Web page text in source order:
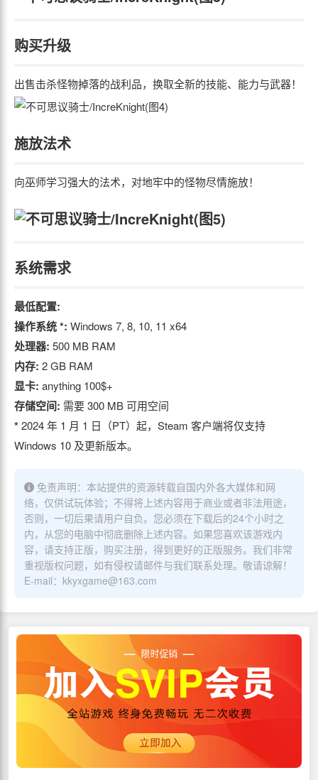
购买升级
出售击杀怪物掉落的战利品，换取全新的技能、能力与武器！
施放法术
向巫师学习强大的法术，对地牢中的怪物尽情施放！
系统需求
最低配置:
操作系统 *: Windows 7, 8, 10, 11 x64
处理器: 500 MB RAM
内存: 2 GB RAM
显卡: anything 100$+
存储空间: 需要 300 MB 可用空间
*2024 年 1 月 1 日（PT）起，Steam 客户端将仅支持
Windows 10 及更新版本。
免责声明：本站提供的资源转载自国内外各大媒体和网
络，仅供试玩体验；不得将上述内容用于商业或者非法用途，
否则，一切后果请用户自负。您必须在下载后的24个小时之
内，从您的电脑中彻底删除上述内容。如果您喜欢该游戏内
容，请支持正版，购买注册，得到更好的正版服务。我们非常
重视版权问题，如有侵权请邮件与我们联系处理。敬请谅解！
E-mail：kkyxgame@163.com